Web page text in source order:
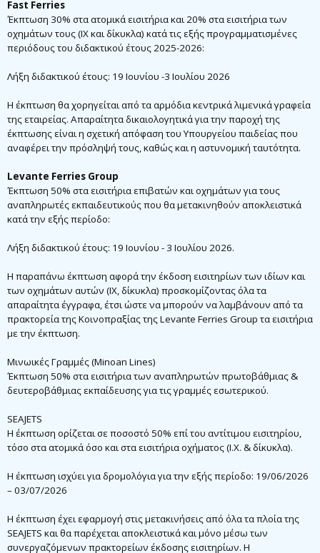
Fast Ferries
Έκπτωση 30% στα ατομικά εισιτήρια και 20% στα εισιτήρια των
οχημάτων τους (IX και δίκυκλα) κατά τις εξής προγραμματισμένες
περιόδους του διδακτικού έτους 2025-2026:
Λήξη διδακτικού έτους: 19 Ιουνίου -3 Ιουλίου 2026
Η έκπτωση θα χορηγείται από τα αρμόδια κεντρικά λιμενικά γραφεία
της εταιρείας. Απαραίτητα δικαιολογητικά για την παροχή της
έκπτωσης είναι η σχετική απόφαση του Υπουργείου παιδείας που
αναφέρει την πρόσληψή τους, καθώς και η αστυνομική ταυτότητα.
Levante Ferries Group
Έκπτωση 50% στα εισιτήρια επιβατών και οχημάτων για τους
αναπληρωτές εκπαιδευτικούς που θα μετακινηθούν αποκλειστικά
κατά την εξής περίοδο:
Λήξη διδακτικού έτους: 19 Ιουνίου - 3 Ιουλίου 2026.
Η παραπάνω έκπτωση αφορά την έκδοση εισιτηρίων των ιδίων και
των οχημάτων αυτών (ΙΧ, δίκυκλα) προσκομίζοντας όλα τα
απαραίτητα έγγραφα, έτσι ώστε να μπορούν να λαμβάνουν από τα
πρακτορεία της Κοινοπραξίας της Levante Ferries Group τα εισιτήρια
με την έκπτωση.
Μινωικές Γραμμές (Minoan Lines)
Έκπτωση 50% στα εισιτήρια των αναπληρωτών πρωτοβάθμιας &
δευτεροβάθμιας εκπαίδευσης για τις γραμμές εσωτερικού.
SEAJETS
Η έκπτωση ορίζεται σε ποσοστό 50% επί του αντίτιμου εισιτηρίου,
τόσο στα ατομικά όσο και στα εισιτήρια οχήματος (Ι.Χ. & δίκυκλα).
Η έκπτωση ισχύει για δρομολόγια για την εξής περίοδο: 19/06/2026
– 03/07/2026
Η έκπτωση έχει εφαρμογή στις μετακινήσεις από όλα τα πλοία της
SEAJETS και θα παρέχεται αποκλειστικά και μόνο μέσω των
συνεργαζόμενων πρακτορείων έκδοσης εισιτηρίων. Η